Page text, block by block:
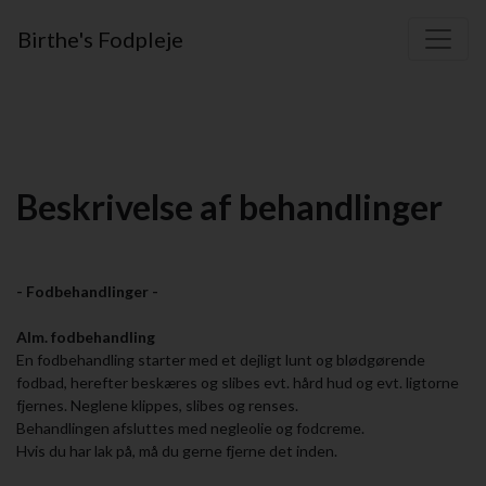
Birthe's Fodpleje
Beskrivelse af behandlinger
- Fodbehandlinger -
Alm. fodbehandling
En fodbehandling starter med et dejligt lunt og blødgørende
fodbad, herefter beskæres og slibes evt. hård hud og evt. ligtorne
fjernes. Neglene klippes, slibes og renses.
Behandlingen afsluttes med negleolie og fodcreme.
Hvis du har lak på, må du gerne fjerne det inden.